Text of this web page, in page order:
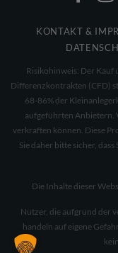
KONTAKT &
Risikohinweis: Der Kauf
Differenzkontrakten (CFD)
68-86% der
aufgeführten Anbietern.
verkraften können. Diese
Sie daher bitte sicher,
Die Inhalte dieser
Nutzer, die aufgrund der
handeln auf eigene